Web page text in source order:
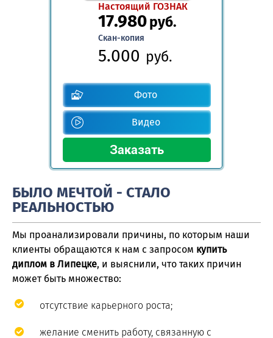
Настоящий ГОЗНАК
17.980руб.
Скан-копия
5.000 руб.
Фото
Видео
БЫЛО МЕЧТОЙ - СТАЛО
РЕАЛЬНОСТЬЮ
Мы проанализировали причины, по которым наши
клиенты обращаются к нам с запросом купить
диплом в Липецке, и выяснили, что таких причин
может быть множество:
отсутствие карьерного роста;
желание сменить работу, связанную с